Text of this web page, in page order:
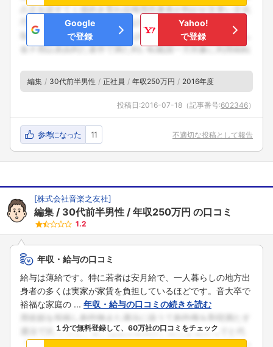
Google
で登録
Yahoo!
で登録
編集 30代前半男性 正社員 年収250万円 2016年度
投稿日:2016-07-18 （記事番号:602346）
参考になった 11 不適切な投稿として報告
[株式会社音楽之友社]
編集 30代前半男性 年収250万円 の口コミ
1.2
年収・給与の口コミ
給与は薄給です。特に若者は安月給で、一人暮らしの地方出
身者の多くは実家が家賃を負担しているほどです。音大卒で
裕福な家庭の ... 年収・給与の口コミの続きを読む
１分で無料登録して、60万社の口コミをチェック